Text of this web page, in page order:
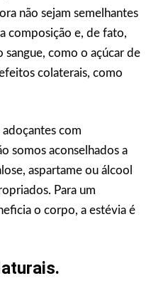
não sejam semelhantes
composição e, de fato,
sangue, como o açúcar de
colaterais, como
com
somos aconselhados a
aspartame ou álcool
Para um
o corpo, a estévia é